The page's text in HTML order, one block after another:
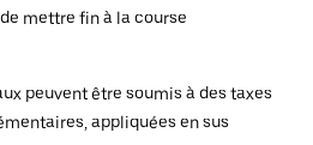
mettre fin à la course
peuvent être soumis à des taxes
appliquées en sus